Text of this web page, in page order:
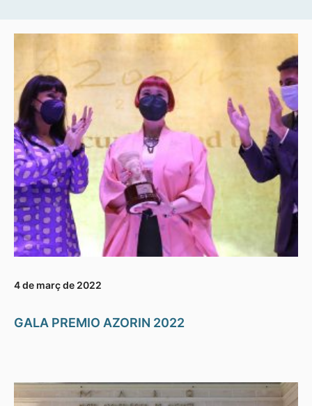
4 de març de 2022
GALA PREMIO AZORIN 2022